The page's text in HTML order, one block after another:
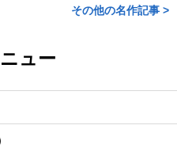
その他の名作記事 >
ュー